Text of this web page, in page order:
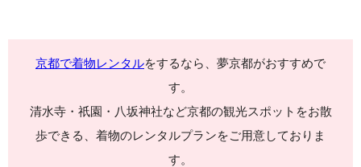
京都で着物レンタルをするなら、夢京都がおすすめで
す。
清水寺・祇園・八坂神社など京都の観光スポットをお散
歩できる、着物のレンタルプランをご用意しておりま
す。